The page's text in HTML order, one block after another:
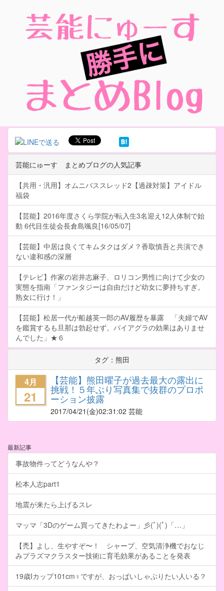
芸能にゅーす まとめブログの人気記事
【共用・汎用】オムニバススレッド2【過疎対策】アイドル
福袋
【芸能】2016年度さくら学院が転入生3名迎え12人体制で始
動 6代目生徒会長倉島颯良[16/05/07]
【芸能】中居は良くてキムタクはダメ？香取慎吾と共演でき
ない違和感の深層
【テレビ】作家の岩井志麻子、ロリコン男性に向けて少女の
実態を指南「ファンタジーは自由だけど幼女に夢持ちすぎ。
熟女に行け！」
【芸能】松居一代が船越英一郎のAV履歴を暴露 「夫婦でAV
を鑑賞するも旦那は勃起せず。バイアグラの効果はありませ
んでした」★６
タグ：熊田
4月
21
【芸能】熊田曜子が過去最大の露出に
挑戦！５年ぶり写真集で抜群のプロポ
ーション披露
2017/04/21 (金)02:31:02 芸能
最新記事
事故物件ってどうなんや？
松本人志part1
地震が来たら上げるスレ
マッマ「3Dのゲーム買ってきたわよー」彡(ﾟ)(ﾟ)「…」
【禿】よし、生やすぞ〜！ シャープ、空気清浄機でおなじ
みプラズマクラスター技術に育毛効果があることを発表
19歳Iカップ101cm♀ですが、おっぱいしゃぶりたい人いる？